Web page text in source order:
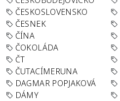
ČESKOSLOVENSKO
ČESNEK
ČÍNA
ČOKOLÁDA
ČT
ČUTACÍMERUNA
DAGMAR POPJAKOVÁ
DÁMY